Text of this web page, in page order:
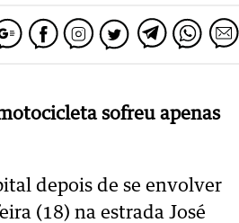
sofreu apenas
depois de se envolver
(18) na estrada José